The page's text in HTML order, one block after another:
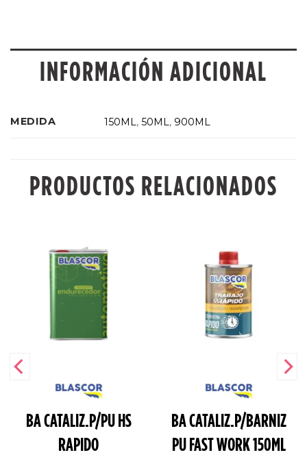
INFORMACIÓN ADICIONAL
MEDIDA 150ML,50ML, 900ML
PRODUCTOS RELACIONADOS
BA CATALIZ.P/PU HS
RAPIDO
BA CATALIZ.P/BARNIZ
PU FAST WORK 150ML